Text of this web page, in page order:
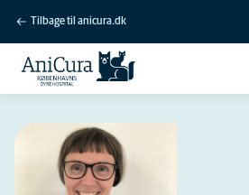
Tilbage til anicura.dk